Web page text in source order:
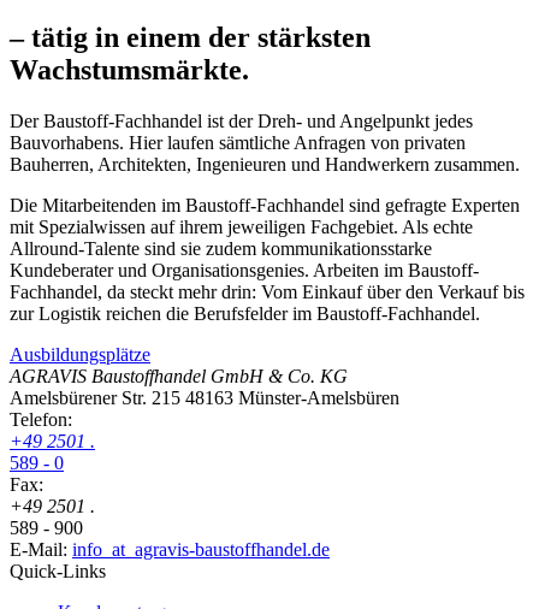
– tätig in einem der stärksten
Wachstumsmärkte.
Der Baustoff-Fachhandel ist der Dreh- und Angelpunkt jedes
Bauvorhabens. Hier laufen sämtliche Anfragen von privaten
Bauherren, Architekten, Ingenieuren und Handwerkern zusammen.
Die Mitarbeitenden im Baustoff-Fachhandel sind gefragte Experten
mit Spezialwissen auf ihrem jeweiligen Fachgebiet. Als echte
Allround-Talente sind sie zudem kommunikationsstarke
Kundeberater und Organisationsgenies. Arbeiten im Baustoff-
Fachhandel, da steckt mehr drin: Vom Einkauf über den Verkauf bis
zur Logistik reichen die Berufsfelder im Baustoff-Fachhandel.
Ausbildungsplätze
AGRAVIS Baustoffhandel GmbH & Co. KG
Amelsbürener Str. 215 48163 Münster-Amelsbüren
Telefon:
+49 2501 .
589 - 0
Fax:
+49 2501 .
589 - 900
E-Mail: info _at_ agravis-baustoffhandel.de
Quick-Links